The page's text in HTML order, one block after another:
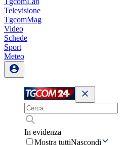
Televisione
TgcomMag
Video
Schede
Sport
Meteo
In evidenza
Mostra tuttiNascondi